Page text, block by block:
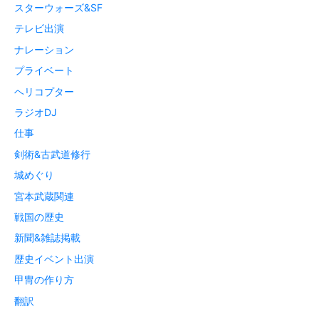
スターウォーズ&SF
テレビ出演
ナレーション
プライベート
ヘリコプター
ラジオDJ
仕事
剣術&古武道修行
城めぐり
宮本武蔵関連
戦国の歴史
新聞&雑誌掲載
歴史イベント出演
甲冑の作り方
翻訳